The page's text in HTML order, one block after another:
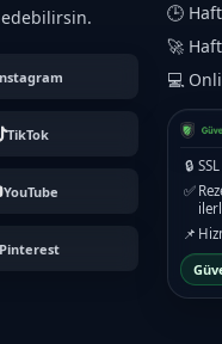
TikTok
YouTube
Pinterest
🕒
🚀
💻
🔒
✅
📌